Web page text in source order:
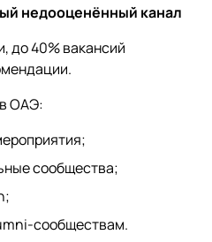
недооценённый канал
до 40% вакансий
ОАЭ:
сообщества;
сообществам.